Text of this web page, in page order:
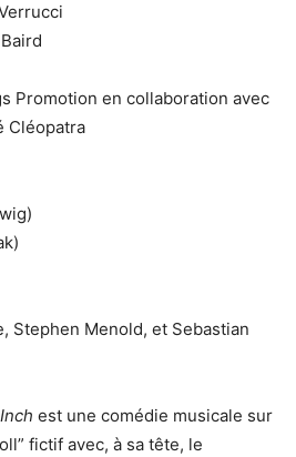
Promotion en collaboration avec
Cléopatra
Stephen Menold, et Sebastian
est une comédie musicale sur
fictif avec, à sa tête, le